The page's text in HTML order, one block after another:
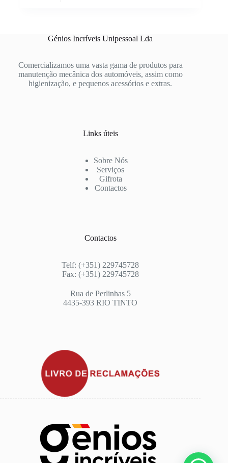
Génios Incríveis Unipessoal Lda
Comercializamos uma vasta gama de produtos para
manutenção mecânica dos automóveis, assim como
higienização, e pequenos acessórios e extras.
Links úteis
Sobre Nós
Serviços
Gifrota
Contactos
Contactos
Telf: (+351) 229745728
Fax: (+351) 229745728
Rua de Perlinhas 5
4435-393 RIO TINTO